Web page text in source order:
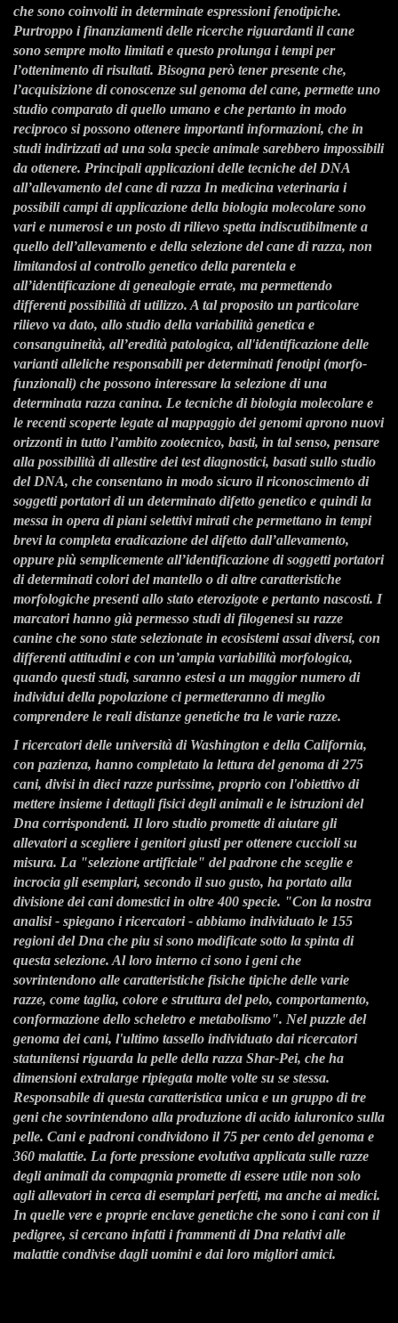
che sono coinvolti in determinate espressioni fenotipiche.
Purtroppo i finanziamenti delle ricerche riguardanti il cane
sono sempre molto limitati e questo prolunga i tempi per
l’ottenimento di risultati. Bisogna però tener presente che,
l’acquisizione di conoscenze sul genoma del cane, permette uno
studio comparato di quello umano e che pertanto in modo
reciproco si possono ottenere importantiinformazioni, che in
studi indirizzati ad una sola specie animale sarebbero impossibili
da ottenere. Principali applicazioni delle tecniche del DNA
all’allevamento del cane di razza In medicina veterinaria i
possibili campi di applicazione della biologia molecolare sono
vari e numerosi e un posto di rilievo spetta indiscutibilmente a
quello dell’allevamento e della selezione del cane di razza, non
limitandosi al controllo genetico della parentela e
all’identificazione digenealogie errate, ma permettendo
differenti possibilità di utilizzo. A tal proposito un particolare
rilievo va dato, allo studio della variabilità genetica e
consanguineità, all’eredità patologica, all'identificazione delle
varianti alleliche responsabili per determinati fenotipi(morfo-
funzionali) che possono interessare la selezione di una
determinata razza canina. Le tecniche di biologia molecolare e
le recenti scoperte legate al mappaggio dei genomi aprono nuovi
orizzonti in tutto l’ambito zootecnico, basti, in tal senso, pensare
alla possibilità di allestire dei testdiagnostici, basati sullo studio
del DNA, che consentano in modo sicuro il riconoscimento di
soggettiportatori di un determinato difetto genetico e quindi la
messa in opera di piani selettivi mirati che permettano in tempi
brevi la completa eradicazione del difetto dall’allevamento,
oppure più semplicemente all’identificazione di soggetti portatori
di determinati colori del mantello o di altre caratteristiche
morfologiche presenti allo stato eterozigote e pertanto nascosti. I
marcatori hanno già permesso studi difilogenesi su razze
canine che sono state selezionate in ecosistemi assai diversi, con
differenti attitudini e con un’ampia variabilità morfologica,
quando questi studi, saranno estesi a un maggior numero di
individui della popolazione ci permetteranno di meglio
comprendere le reali distanze genetiche tra le varie razze.
I ricercatori delle università di Washington e della California,
con pazienza, hanno completato la lettura del genoma di 275
cani, divisi in dieci razze purissime, proprio con l'obiettivo di
mettere insieme i dettagli fisici degli animali e le istruzioni del
Dna corrispondenti. Il loro studio promette di aiutare gli
allevatori a scegliere i genitori giusti per ottenere cuccioli su
misura. La "selezione artificiale" del padrone che sceglie e
incrocia gli esemplari, secondo il suo gusto, ha portato alla
divisione dei cani domestici in oltre 400 specie. "Con la nostra
analisi - spiegano i ricercatori - abbiamo individuato le 155
regioni del Dna che piu si sono modificate sotto la spinta di
questa selezione. Al loro interno ci sono i geni che
sovrintendono alle caratteristiche fisiche tipiche delle varie
razze, come taglia, colore e struttura del pelo, comportamento,
conformazione dello scheletro e metabolismo". Nel puzzle del
genoma dei cani, l'ultimo tassello individuato dai ricercatori
statunitensi riguarda la pelle della razza Shar-Pei, che ha
dimensioni extralarge ripiegata molte volte su se stessa.
Responsabile di questa caratteristica unica e un gruppo di tre
geni che sovrintendono alla produzione di acido ialuronico sulla
pelle. Cani e padroni condividono il 75 per cento del genoma e
360 malattie. La forte pressione evolutiva applicata sulle razze
degli animali da compagnia promette di essere utile non solo
agli allevatori in cerca di esemplari perfetti, ma anche ai medici.
In quelle vere e proprie enclave genetiche che sono i cani con il
pedigree, si cercano infatti i frammenti di Dna relativi alle
malattie condivise dagli uomini e dai loro migliori amici.